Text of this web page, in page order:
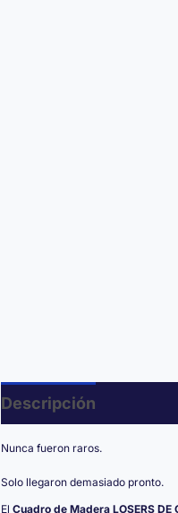
Descripción
Nunca fueron raros.
Solo llegaron demasiado pronto.
El Cuadro de Madera LOSERS DE